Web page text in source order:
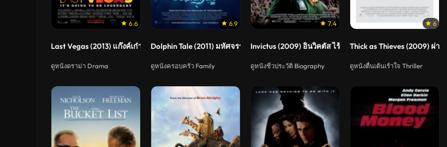
6.6
Last Vegas (2013) แก๊งค์เก๋า เขย่าเวกัส
ดูหนังดราม่า Drama
6.9
Dolphin Tale (2011) มหัศจรรย์โลมาหัวใจนักสู้
ดูหนังครอบครัว Family
7.4
Invictus (2009) อินวิคตัส ไร้เทียมทาน
ดูหนังชีวประวัติ Biography
6
Thick as Thieves (2009) ผ่า
ดูหนังตื่นเต้นเร้าใจ Thriller